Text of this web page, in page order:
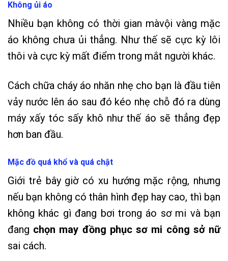
Không ủi áo
Nhiều bạn không có thời gian màvội vàng mặc
áo không chưa ủi thẳng. Như thế sẽ cực kỳ lôi
thôi và cực kỳ mất điểm trong mắt người khác.
Cách chữa cháy áo nhăn nhẹ cho bạn là đầu tiên
vảy nước lên áo sau đó kéo nhẹ chỗ đó ra dùng
máy xấy tóc sấy khô như thế áo sẽ thẳng đẹp
hơn ban đầu.
Mặc đồ quá khổ và quá chật
Giới trẻ bây giờ có xu hướng mặc rộng, nhưng
nếu bạn không có thân hình đẹp hay cao, thì bạn
không khác gì đang bơi trong áo sơ mi và bạn
đang chọn may đồng phục sơ mi công sở nữ
sai cách.